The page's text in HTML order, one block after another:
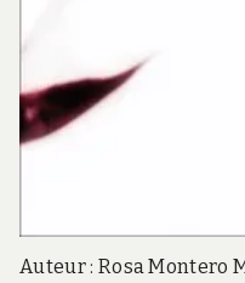
Auteur : Rosa Montero